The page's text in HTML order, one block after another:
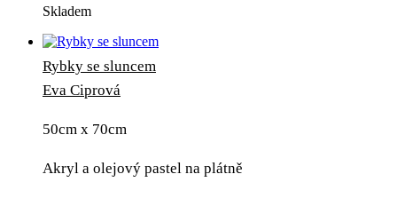
Skladem
Rybky se sluncem
Eva Ciprová
50cm x 70cm
Akryl a olejový pastel na plátně